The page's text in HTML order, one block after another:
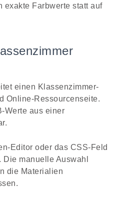
exakte Farbwerte statt auf
einen Klassenzimmer-
Online-Ressourcenseite.
Werte aus einer
Editor oder das CSS-Feld
manuelle Auswahl
die Materialien